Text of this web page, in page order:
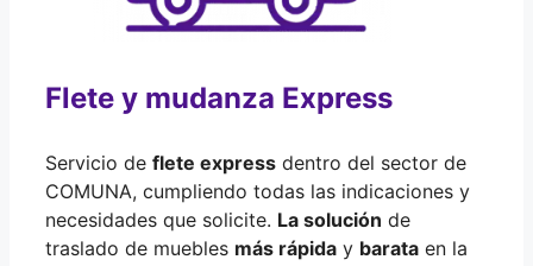
Flete y mudanza Express
Servicio de flete express dentro del sector de
COMUNA, cumpliendo todas las indicaciones y
necesidades que solicite. La solución de
traslado de muebles más rápida y barata en la